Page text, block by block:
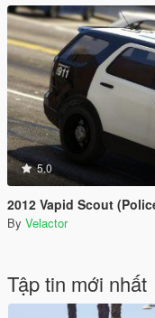
5.0
2012 Vapid Scout
By Velactor
Tập tin mới nhất